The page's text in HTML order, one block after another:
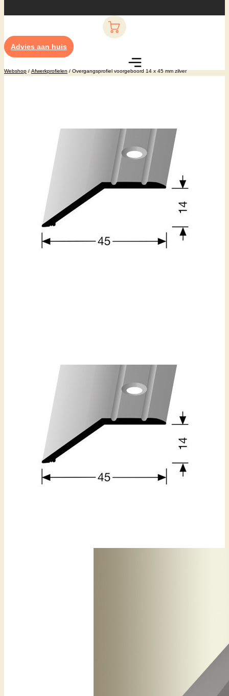
Advies aan huis
Webshop/Afwerkprofielen/ Overgangsprofiel voorgeboord 14 x 45 mm zilver